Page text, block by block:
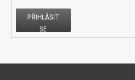
PŘIHLÁSIT
SE
Z